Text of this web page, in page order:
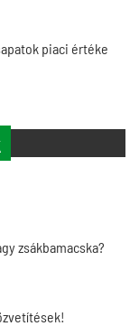
piaci értéke
zsákbamacska?